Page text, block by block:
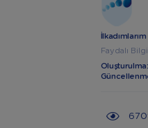
İlkadımlarım
Faydalı